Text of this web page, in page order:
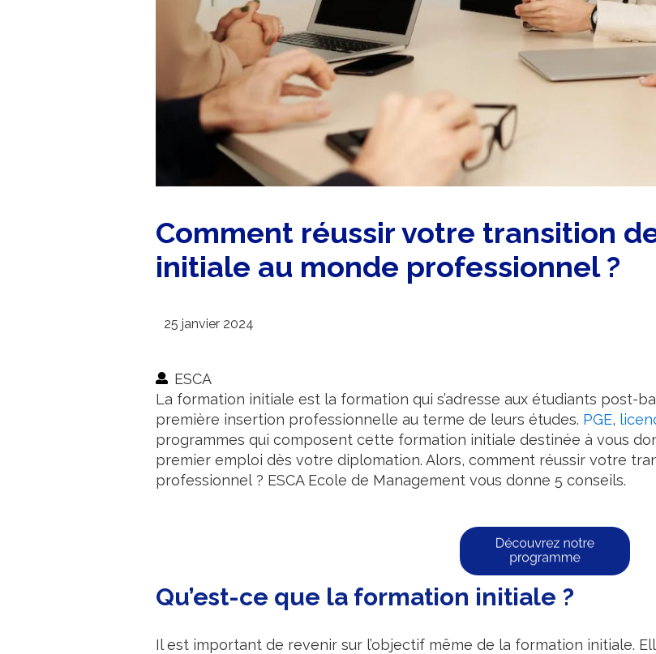
Comment réussir votre transition
initiale au monde professionnel ?
25 janvier 2024
ESCA
La formation initiale est la formation qui s’adresse aux étudiants post-
première insertion professionnelle au terme de leurs études. PGE,
programmes qui composent cette formation initiale destinée à vous
premier emploi dès votre diplomation. Alors, comment réussir votre
professionnel ? ESCA Ecole de Management vous donne 5 conseils.
Qu’est-ce que la formation initiale ?
Il est important de revenir sur l’objectif même de la formation initiale.